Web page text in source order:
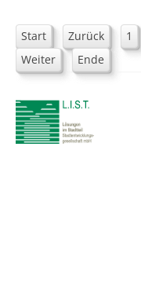
Start Zurück 1
Weiter
Ende